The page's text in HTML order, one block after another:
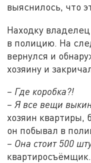
выяснилось, что
Находку
в полицию. На
вернулся и
хозяину и
– Где коробка?!
– Я все вещи
хозяин квартиры,
он побывал в
– Она стоит 500
квартиросъёмщик.